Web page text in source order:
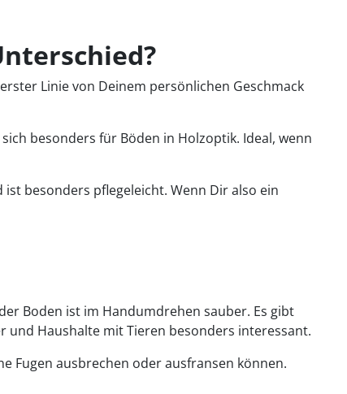
Linie von Deinem persönlichen Geschmack
besonders für Böden in Holzoptik. Ideal, wenn
besonders pflegeleicht. Wenn Dir also ein
Boden ist im Handumdrehen sauber. Es gibt
und Haushalte mit Tieren besonders interessant.
Fugen ausbrechen oder ausfransen können.